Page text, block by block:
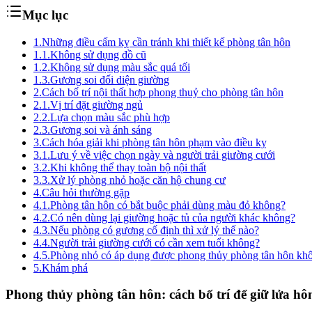
Mục lục
1.Những điều cấm kỵ cần tránh khi thiết kế phòng tân hôn
1.1.Không sử dụng đồ cũ
1.2.Không sử dụng màu sắc quá tối
1.3.Gương soi đối diện giường
2.Cách bố trí nội thất hợp phong thuỷ cho phòng tân hôn
2.1.Vị trí đặt giường ngủ
2.2.Lựa chọn màu sắc phù hợp
2.3.Gương soi và ánh sáng
3.Cách hóa giải khi phòng tân hôn phạm vào điều kỵ
3.1.Lưu ý về việc chọn ngày và người trải giường cưới
3.2.Khi không thể thay toàn bộ nội thất
3.3.Xử lý phòng nhỏ hoặc căn hộ chung cư
4.Câu hỏi thường gặp
4.1.Phòng tân hôn có bắt buộc phải dùng màu đỏ không?
4.2.Có nên dùng lại giường hoặc tủ của người khác không?
4.3.Nếu phòng có gương cố định thì xử lý thế nào?
4.4.Người trải giường cưới có cần xem tuổi không?
4.5.Phòng nhỏ có áp dụng được phong thủy phòng tân hôn
5.Khám phá
Phong thủy phòng tân hôn: cách bố trí để giữ lửa